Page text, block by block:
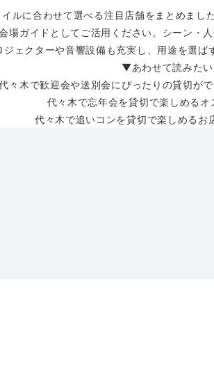
ルに合わせて選べる注目店舗をまとめまし
場ガイドとしてご活用ください。シーン・
ジェクターや音響設備も充実し、用途を選ば
▼あわせて読みたい
々木で歓迎会や送別会にぴったりの貸切が
代々木で忘年会を貸切で楽しめるオ
代々木で追いコンを貸切で楽しめるお